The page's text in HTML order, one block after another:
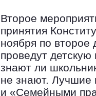
Второе
принятия
ноября по второе
проведут
знают ли
не знают. Лучшие
и «Семейными